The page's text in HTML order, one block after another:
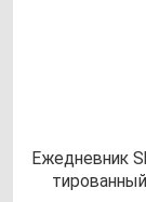
Ежед­нев­ник